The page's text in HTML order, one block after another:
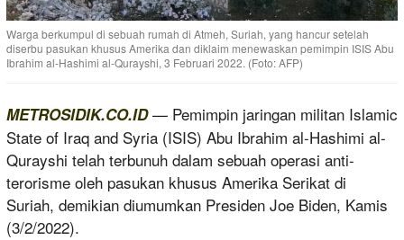
Warga berkumpul di sebuah rumah di Atmeh, Suriah, yang hancur setelah
diserbu pasukan khusus Amerika dan diklaim menewaskan pemimpin ISIS Abu
Ibrahim al-Hashimi al-Qurayshi, 3 Februari 2022. (Foto: AFP)
METROSIDIK.CO.ID— Pemimpin jaringan militan Islamic
State of Iraq and Syria (ISIS) Abu Ibrahim al-Hashimi al-
Qurayshi telah terbunuh dalam sebuah operasi anti-
terorisme oleh pasukan khusus Amerika Serikat di
Suriah, demikian diumumkan Presiden Joe Biden, Kamis
(3/2/2022).